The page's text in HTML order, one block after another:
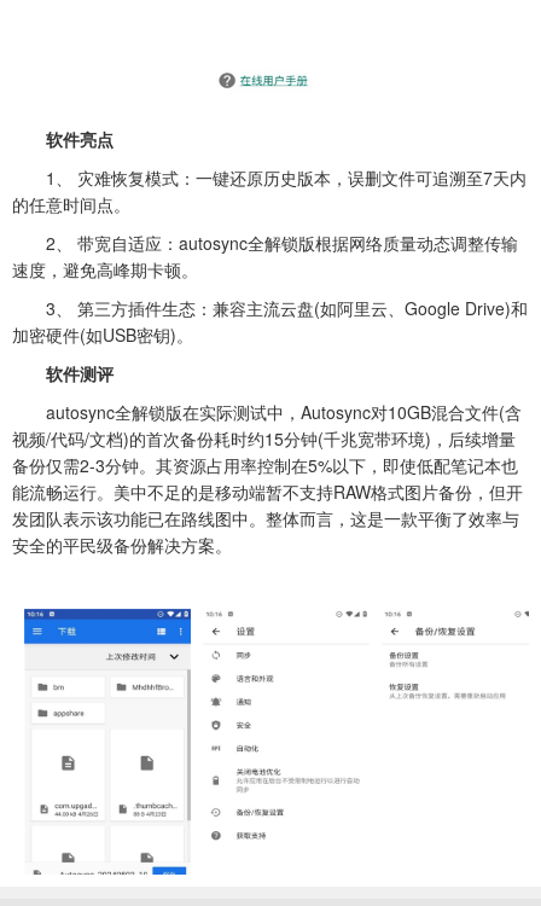
软件亮点
1、 灾难恢复模式：一键还原历史版本，误删文件可追溯至7天内
的任意时间点。
2、 带宽自适应：autosync全解锁版根据网络质量动态调整传输
速度，避免高峰期卡顿。
3、 第三方插件生态：兼容主流云盘(如阿里云、Google Drive)和
加密硬件(如USB密钥)。
软件测评
autosync全解锁版在实际测试中，Autosync对10GB混合文件(含
视频/代码/文档)的首次备份耗时约15分钟(千兆宽带环境)，后续增量
备份仅需2-3分钟。其资源占用率控制在5%以下，即使低配笔记本也
能流畅运行。美中不足的是移动端暂不支持RAW格式图片备份，但开
发团队表示该功能已在路线图中。整体而言，这是一款平衡了效率与
安全的平民级备份解决方案。